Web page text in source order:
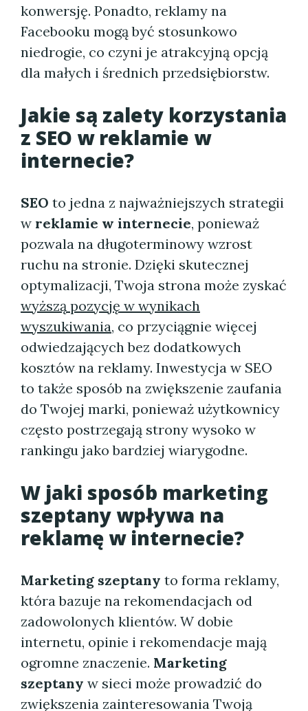
konwersję. Ponadto, reklamy na
Facebooku mogą być stosunkowo
niedrogie, co czyni je atrakcyjną opcją
dla małych i średnich przedsiębiorstw.
Jakie są zalety korzystania
z SEO w reklamie w
internecie?
SEO to jedna z najważniejszych strategii
w reklamie w internecie, ponieważ
pozwala na długoterminowy wzrost
ruchu na stronie. Dzięki skutecznej
optymalizacji, Twoja strona może zyskać
wyższą pozycję w wynikach
wyszukiwania, co przyciągnie więcej
odwiedzających bez dodatkowych
kosztów na reklamy. Inwestycja w SEO
to także sposób na zwiększenie zaufania
do Twojej marki, ponieważ użytkownicy
często postrzegają strony wysoko w
rankingu jako bardziej wiarygodne.
W jaki sposób marketing
szeptany wpływa na
reklamę w internecie?
Marketing szeptany to forma reklamy,
która bazuje na rekomendacjach od
zadowolonych klientów. W dobie
internetu, opinie i rekomendacje mają
ogromne znaczenie. Marketing
szeptany w sieci może prowadzić do
zwiększenia zainteresowania Twoją